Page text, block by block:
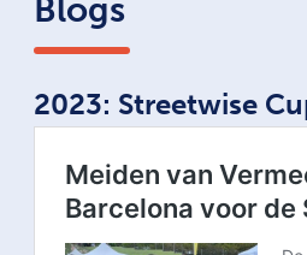
Blogs
2023: Streetwise